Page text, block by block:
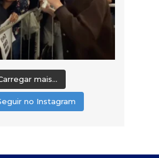
mais...
no Instagram